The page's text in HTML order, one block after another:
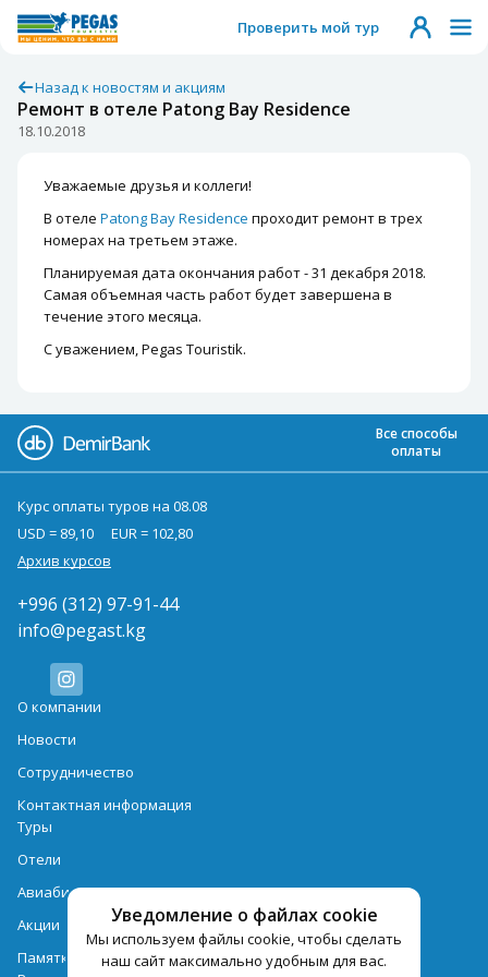
Проверить мой тур
Назад к новостям и акциям
Ремонт в отеле Patong Bay Residence
18.10.2018
Уважаемые друзья и коллеги!
В отеле Patong Bay Residence проходит ремонт в трех
номерах на третьем этаже.
Планируемая дата окончания работ - 31 декабря 2018.
Самая объемная часть работ будет завершена в
течение этого месяца.
С уважением, Pegas Touristik.
Уведомление о файлах cookie
Мы используем файлы cookie, чтобы сделать
наш сайт максимально удобным для вас.
Все способы
оплаты
Курс оплаты туров на 08.08
USD = 89,10
EUR = 102,80
Архив курсов
+996 (312) 97-91-44
info@pegast.kg
О компании
Новости
Сотрудничество
Контактная информация
Туры
Отели
Авиабилеты
Акции
Памятка для туристов